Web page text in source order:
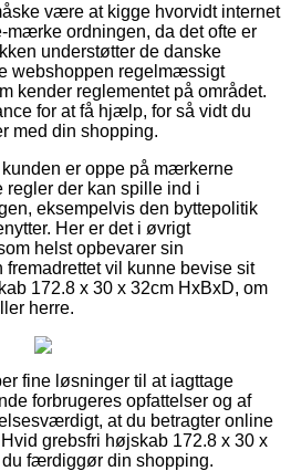
være at kigge hvorvidt internet
mærke ordningen, da det ofte er
understøtter de danske
webshoppen regelmæssigt
kender reglementet på området.
for at få hjælp, for så vidt du
med din shopping.
er oppe på mærkerne
regler der kan spille ind i
eksempelvis den byttepolitik
Her er det i øvrigt
helst opbevarer sin
vil kunne bevise sit
172.8 x 30 x 32cm HxBxD, om
herre.
fine løsninger til at iagttage
forbrugeres opfattelser og af
at du betragter online
grebsfri højskab 172.8 x 30 x
færdiggør din shopping.